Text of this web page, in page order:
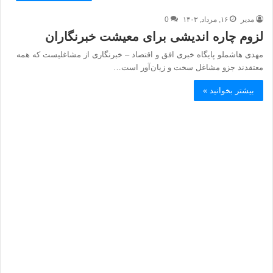
مدیر ۱۶, مرداد, ۱۴۰۳ 0
لزوم چاره اندیشی برای معیشت خبرنگاران
مهدی هاشملو پایگاه خبری افق و اقتصاد – خبرنگاری از مشاغلیست که همه
معتقدند جزو مشاغل سخت و زیان‌آور است…
بیشتر بخوانید »